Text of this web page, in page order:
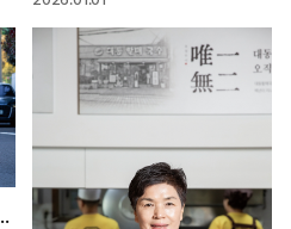
머리보다 몸이 먼저 움직였어요”